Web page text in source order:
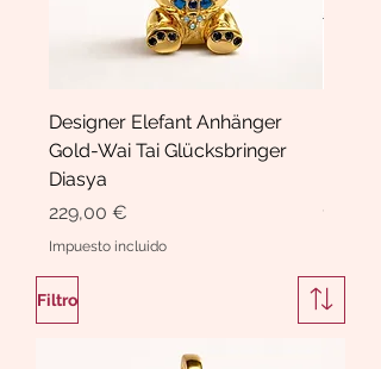
Designer Elefant Anhänger
Gold-Wai Tai Glücksbringer
Diasya
Precio
229,00 €
Impuesto incluido
Precio
189,00
Filtro